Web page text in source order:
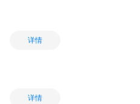
详情
详情